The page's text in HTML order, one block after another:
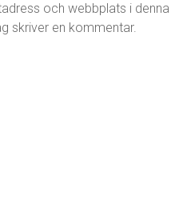
och webbplats i denna
skriver en kommentar.